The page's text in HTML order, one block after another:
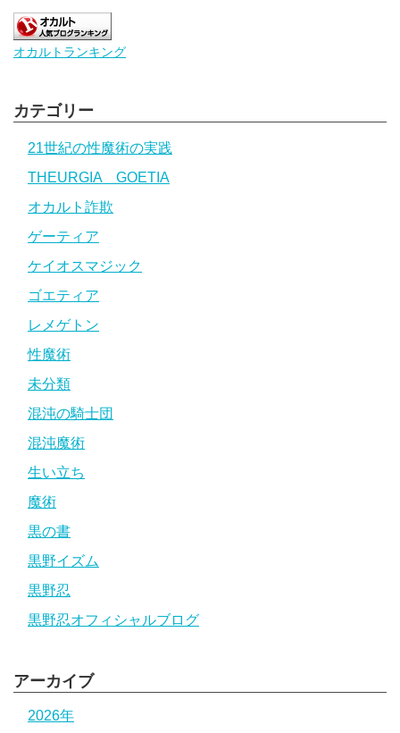
オカルトランキング
カテゴリー
21世紀の性魔術の実践
THEURGIA GOETIA
オカルト詐欺
ゲーティア
ケイオスマジック
ゴエティア
レメゲトン
性魔術
未分類
混沌の騎士団
混沌魔術
生い立ち
魔術
黒の書
黒野イズム
黒野忍
黒野忍オフィシャルブログ
アーカイブ
2026年